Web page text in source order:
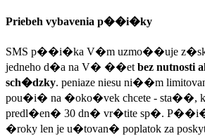
Priebeh vybavenia p��i�ky
SMS p��i�ka V�m uzmo��uje
jedneho d�a na V� ��et bez nutnosti
sch�dzky. peniaze niesu ni��m
pou�i� na �oko�vek chcete - sta��,
predl�en� 30 dn� vr�tite sp�.
�roky len je u�tovan� poplatok za